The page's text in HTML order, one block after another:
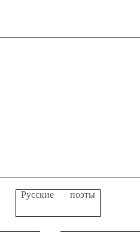
Русские поэты